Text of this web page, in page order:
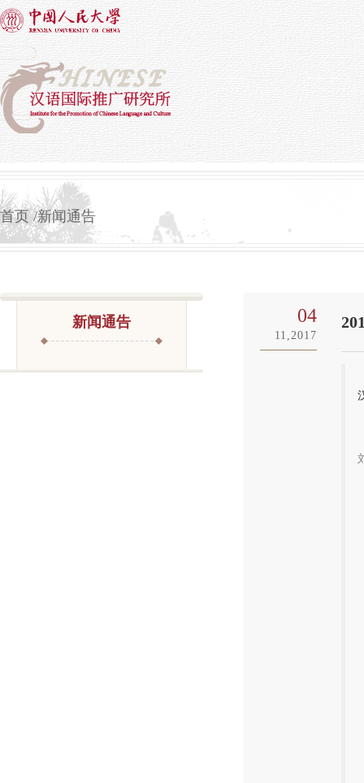
首页 新闻通告
新闻通告 04
11,2017